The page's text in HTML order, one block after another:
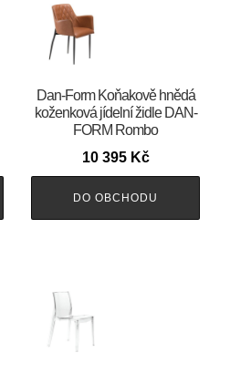
​​​​​Dan-Form Koňakově hnědá
koženková jídelní židle DAN-
FORM Rombo
10 395 Kč
DO OBCHODU